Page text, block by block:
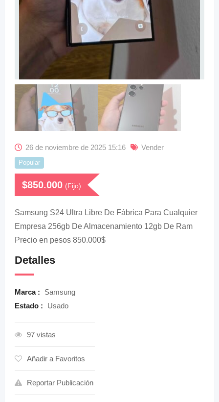
26 de noviembre de 2025 15:16 Vender
Popular
$850.000 (Fijo)
Samsung S24 Ultra Libre De Fábrica Para Cualquier
Empresa 256gb De Almacenamiento 12gb De Ram
Precio en pesos 850.000$
Detalles
Marca :
Samsung
Estado :
Usado
97 vistas
Añadir a Favoritos
Reportar Publicación